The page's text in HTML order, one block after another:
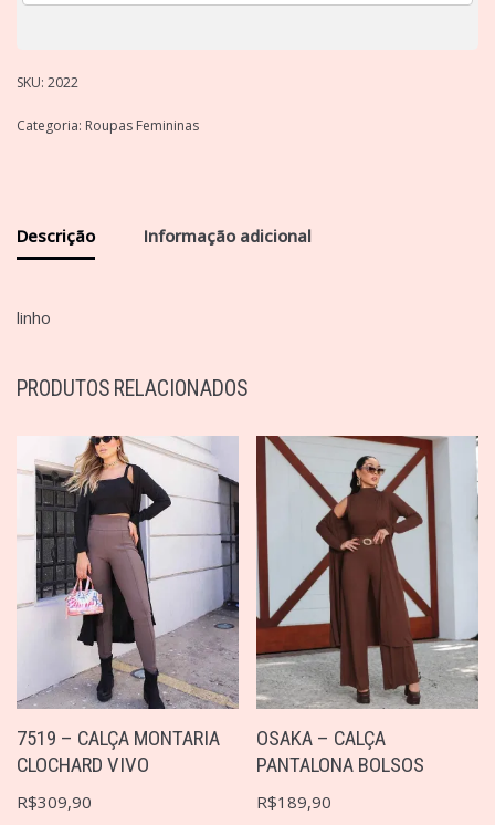
SKU: 2022
Categoria: Roupas Femininas
Descrição Informação adicional
linho
PRODUTOS RELACIONADOS
7519 – CALÇA MONTARIA
CLOCHARD VIVO
R$309,90
OSAKA – CALÇA
PANTALONA BOLSOS
R$189,90